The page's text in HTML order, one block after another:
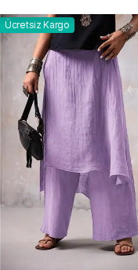
Ücretsiz Kargo